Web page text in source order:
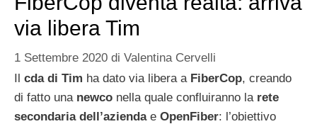
via libera Tim
1 Settembre 2020 di Valentina Cervelli
Il cda di Tim ha dato via libera a FiberCop, creando
di fatto una newco nella quale confluiranno la rete
secondaria dell’aziendae OpenFiber: l’obiettivo